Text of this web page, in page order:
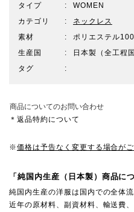
タイプ
WOMEN
カテゴリ
ネックレス
素材
ポリエステル
生産国
日本製（全工程
タグ
商品についてのお問い合わせ
＊返品特約について
※価格は予告なく変更する場合が
「純国内生産（日本製）商品に
純国内生産の洋服は国内での全体
近年の原材料、副資材料、輸送費